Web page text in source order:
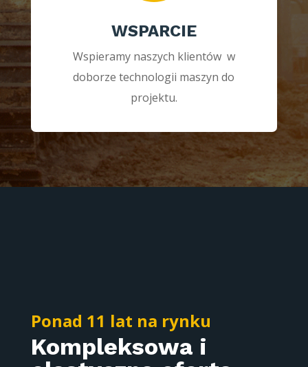
WSPARCIE
Wspieramy naszych klientów w
doborze technologii maszyn do
projektu.
Ponad 11 lat na rynku
Kompleksowa i